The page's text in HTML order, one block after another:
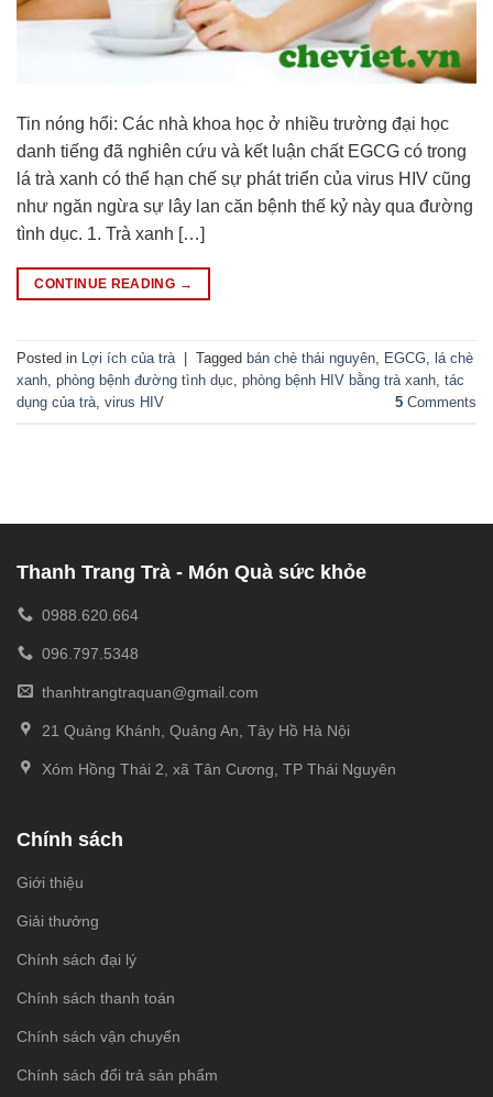
Tin nóng hổi: Các nhà khoa học ở nhiều trường đại học
danh tiếng đã nghiên cứu và kết luận chất EGCG có trong
lá trà xanh có thể hạn chế sự phát triển của virus HIV cũng
như ngăn ngừa sự lây lan căn bệnh thế kỷ này qua đường
tình dục. 1. Trà xanh […]
CONTINUE READING →
Posted in Lợi ích của trà Tagged bán chè thái nguyên, EGCG, lá chè
xanh, phòng bệnh đường tình dục, phòng bệnh HIV bằng trà xanh, tác
dụng của trà, virus HIV 5 Comments
Thanh Trang Trà - Món Quà sức khỏe
0988.620.664
096.797.5348
thanhtrangtraquan@gmail.com
21 Quảng Khánh, Quảng An, Tây Hồ Hà Nội
Xóm Hồng Thái 2, xã Tân Cương, TP Thái Nguyên
Chính sách
Giới thiệu
Giải thưởng
Chính sách đại lý
Chính sách thanh toán
Chính sách vận chuyển
Chính sách đổi trả sản phẩm